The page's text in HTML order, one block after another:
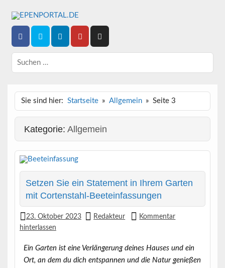
EPENPORTAL.DE
Epische News aus Politik, Finanzen & Gesellschaft
Sie sind hier: Startseite Allgemein Seite 3
Kategorie:Allgemein
Setzen Sie ein Statement in Ihrem Garten
mit Cortenstahl-Beeteinfassungen
23. Oktober 2023 Redakteur
Kommentar
hinterlassen
Ein Garten ist eine Verlängerung deines Hauses und ein
Ort, an dem du dich entspannen und die Natur genießen